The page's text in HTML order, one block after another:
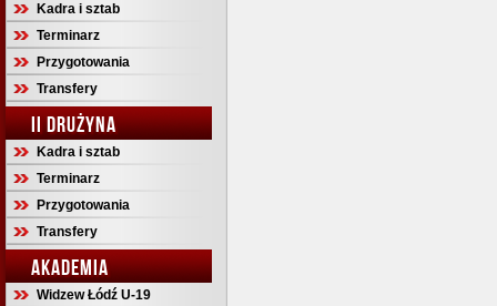
Kadra i sztab
Terminarz
Przygotowania
Transfery
II DRUŻYNA
Kadra i sztab
Terminarz
Przygotowania
Transfery
AKADEMIA
Widzew Łódź U-19